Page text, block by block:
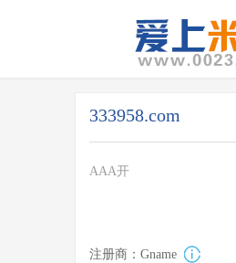
333958.com
AAA开
注册商：Gname